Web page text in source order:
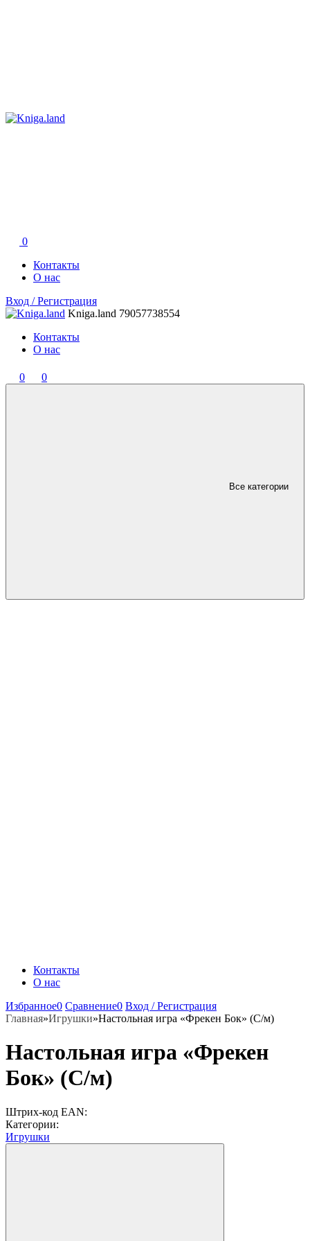
0
Контакты
О нас
Вход / Регистрация
Kniga.land 79057738554
Контакты
О нас
0 0
Все категории
Контакты
О нас
Избранное0 Сравнение0 Вход / Регистрация
Главная»Игрушки»Настольная игра «Фрекен Бок» (С/м)
Настольная игра «Фрекен
Бок» (С/м)
Штрих-код EAN:
Категории:
Игрушки